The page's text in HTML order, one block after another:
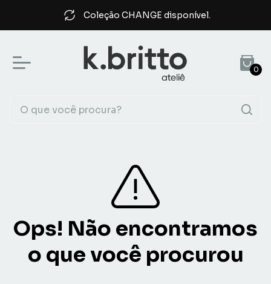
Coleção CHANGE disponível.
0
Ops! Não encontramos
o que você procurou